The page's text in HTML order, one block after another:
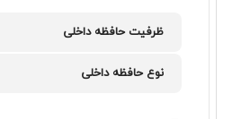
ظرفیت حافظه داخلی
نوع حافظه داخلی